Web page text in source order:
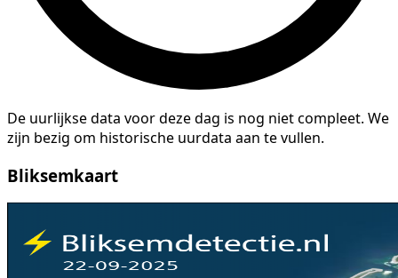
De uurlijkse data voor deze dag is nog niet compleet. We
zijn bezig om historische uurdata aan te vullen.
Bliksemkaart